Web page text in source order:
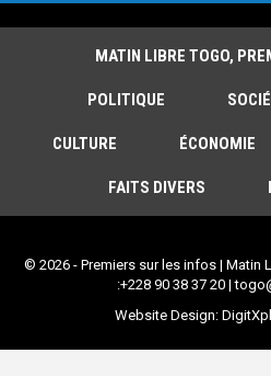
MATIN LIBRE TOGO,
POLITIQUE
CULTURE ÉCONOMIE
FAITS DIVERS
© 2026 - Premiers sur les infos | Matin
:+228 90 38 37 20 |
Website Design: